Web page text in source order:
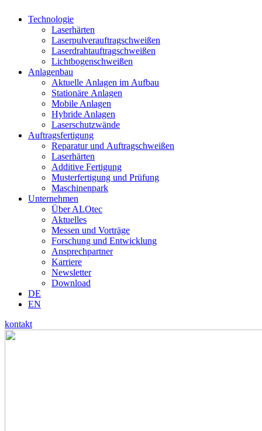
Technologie
Laserhärten
Laserpulverauftragschweißen
Laserdrahtauftragschweißen
Lichtbogenschweißen
Anlagenbau
Aktuelle Anlagen im Aufbau
Stationäre Anlagen
Mobile Anlagen
Hybride Anlagen
Laserschutzwände
Auftragsfertigung
Reparatur und Auftragschweißen
Laserhärten
Additive Fertigung
Musterfertigung und Prüfung
Maschinenpark
Unternehmen
Über ALOtec
Aktuelles
Messen und Vorträge
Forschung und Entwicklung
Ansprechpartner
Karriere
Newsletter
Download
DE
EN
kontakt